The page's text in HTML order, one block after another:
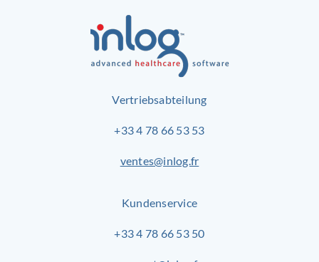
Vertriebsabteilung
+33 4 78 66 53 53
ventes@inlog.fr
Kundenservice
+33 4 78 66 53 50